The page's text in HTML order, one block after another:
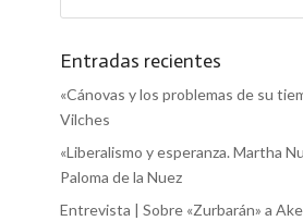
Entradas recientes
«Cánovas y los problemas de su
Vilches
«Liberalismo y esperanza. Martha
Paloma de la Nuez
Entrevista | Sobre «Zurbarán» a